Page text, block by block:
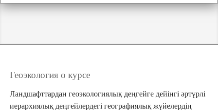
Геоэкология о курсе
Ландшафттардан геоэкологиялық деңгейге дейінгі әртүрлі
иерархиялық деңгейлердегі географиялық жүйелердің